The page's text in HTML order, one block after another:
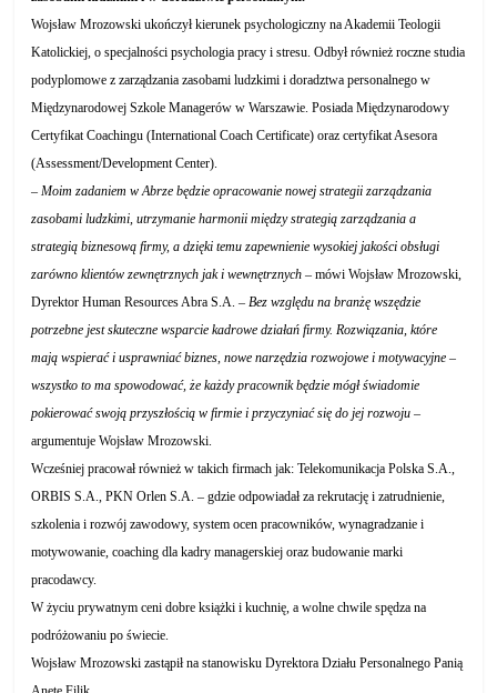
Wojsław Mrozowski ukończył kierunek psychologiczny na Akademii Teologii
Katolickiej, o specjalności psychologia pracy i stresu. Odbył również roczne studia
podyplomowe z zarządzania zasobami ludzkimi i doradztwa personalnego w
Międzynarodowej Szkole Managerów w Warszawie.Posiada Międzynarodowy
Certyfikat Coachingu (International Coach Certificate) oraz certyfikat Asesora
(Assessment/Development Center).
–Moim zadaniem w Abrze będzie opracowanie nowej strategiizarządzania
zasobami ludzkimi, utrzymanie harmonii między strategią zarządzania a
strategią biznesową firmy, a dzięki temu zapewnienie wysokiej jakości obsługi
zarówno klientów zewnętrznych jak i wewnętrznych– mówi Wojsław Mrozowski,
Dyrektor Human Resources Abra S.A. –Bez względu na branżę wszędzie
potrzebne jest skuteczne wsparcie kadrowe działań firmy. Rozwiązania, które
mają wspierać i usprawniać biznes, nowe narzędzia rozwojowe i motywacyjne –
wszystko to ma spowodować, że każdy pracownik będzie mógł świadomie
pokierować swoją przyszłością w firmie i przyczyniać się do jej rozwoju –
argumentuje Wojsław Mrozowski.
Wcześniej pracował również w takich firmach jak: Telekomunikacja Polska S.A.,
ORBIS S.A., PKN Orlen S.A. – gdzie odpowiadał za rekrutację i zatrudnienie,
szkolenia i rozwój zawodowy, system ocen pracowników, wynagradzanie i
motywowanie, coaching dla kadry managerskiej oraz budowanie marki
pracodawcy.
W życiu prywatnym ceni dobre książki i kuchnię, a wolne chwile spędza na
podróżowaniu po świecie.
Wojsław Mrozowski zastąpił na stanowisku Dyrektora Działu Personalnego Panią